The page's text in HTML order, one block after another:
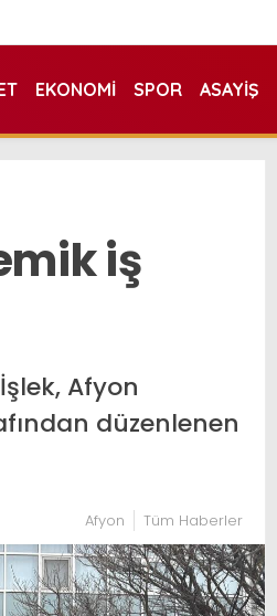
EKONOMI SPOR ASAYIŞ
iş
Afyon
düzenlenen
Afyon Tüm Haberler